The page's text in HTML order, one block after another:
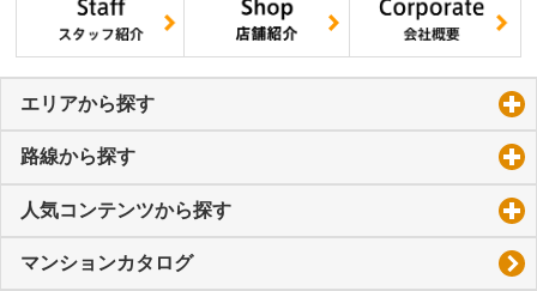
エリアから探す
路線から探す
人気コンテンツから探す
マンションカタログ